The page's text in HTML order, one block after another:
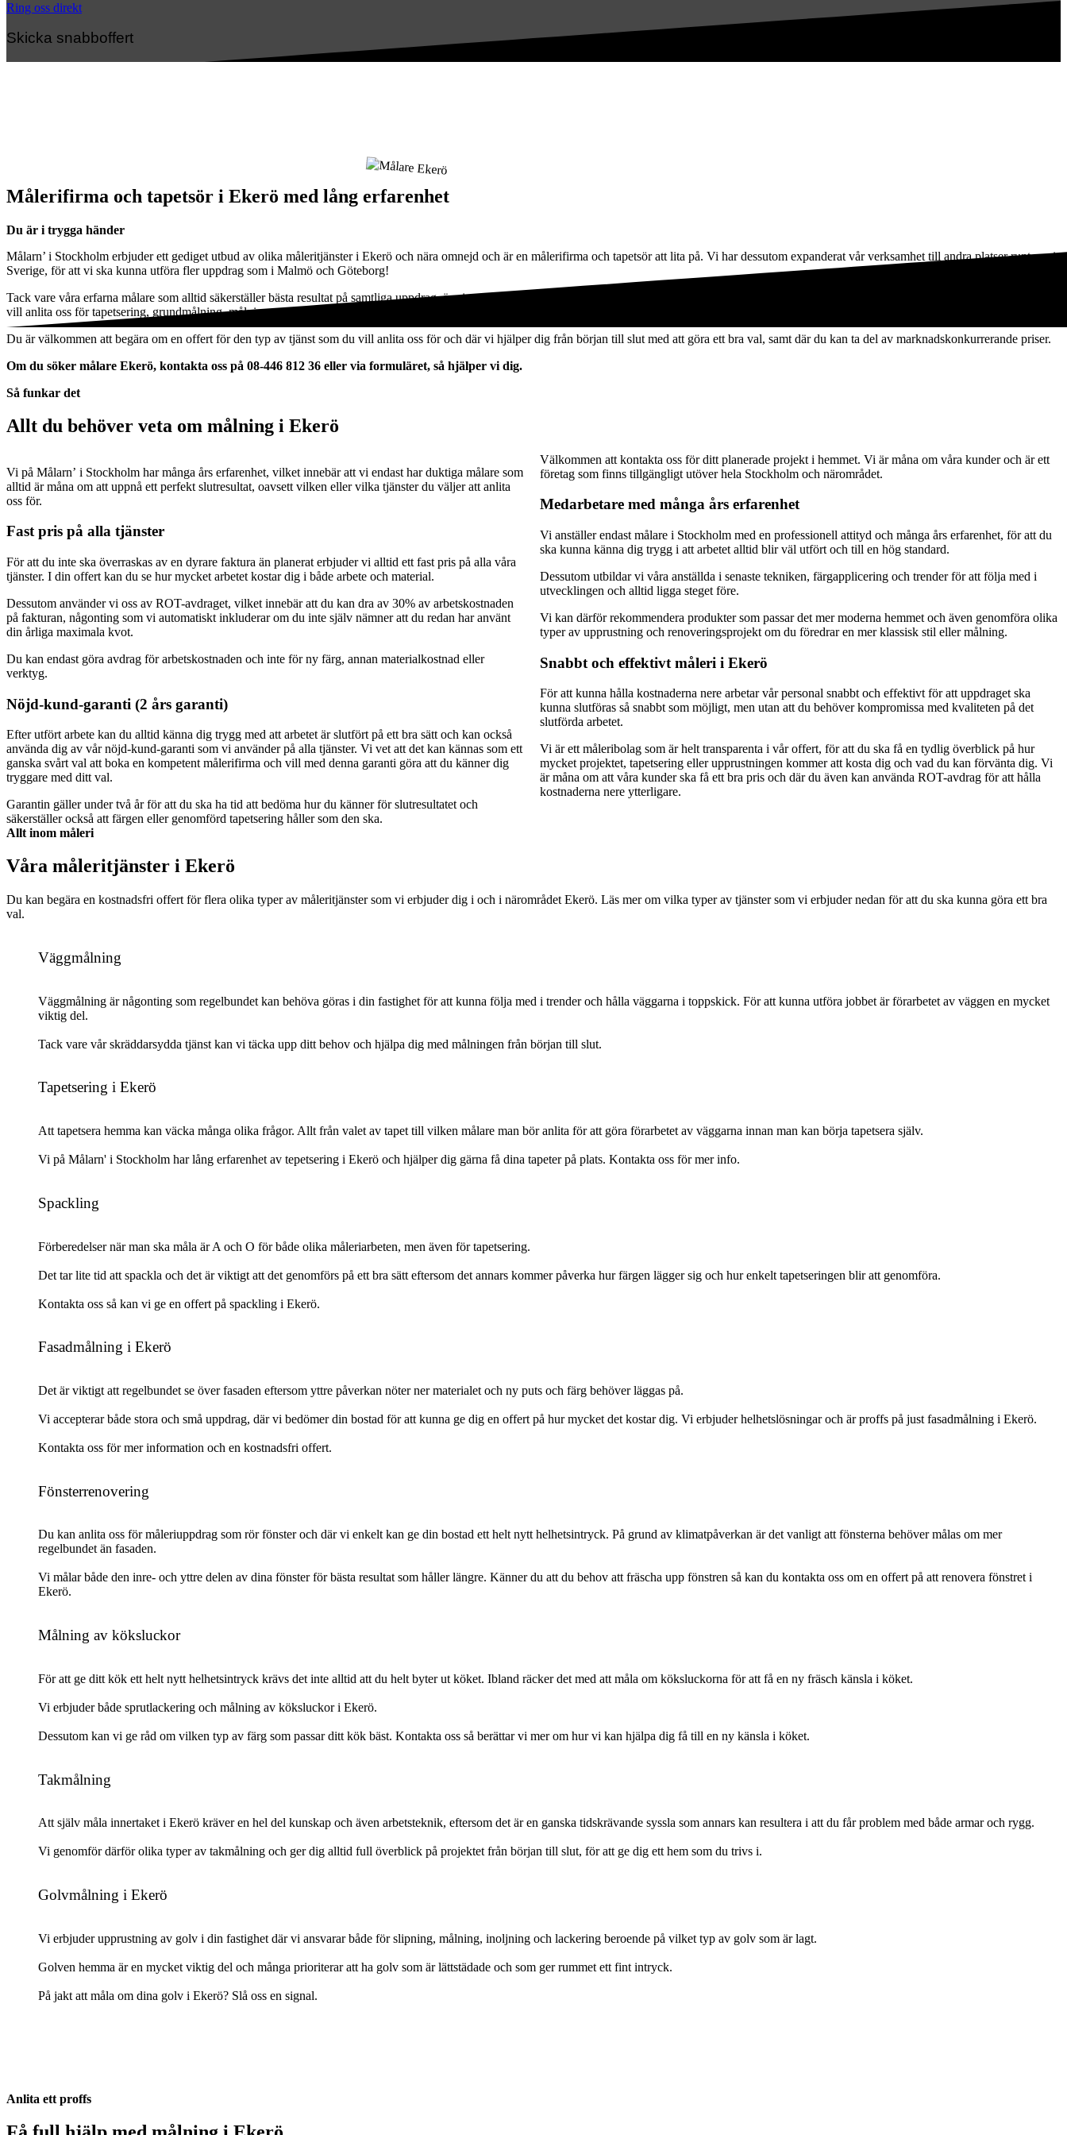
Ring oss direkt
Skicka snabboffert
Målerifirma och tapetsör i Ekerö med lång erfarenhet
Du är i trygga händer
Målarn’ i Stockholm erbjuder ett gediget utbud av olika måleritjänster i Ekerö och nära omnejd och är en målerifirma och tapetsör att lita på. Vi har dessutom expanderat vår verksamhet till andra platser runt om i
Sverige, för att vi ska kunna utföra fler uppdrag som i Malmö och Göteborg!
Tack vare våra erfarna målare som alltid säkerställer bästa resultat på samtliga uppdrag, är vi stolta över arbetet som vi utför. Vi erbjuder även en nöjd-kund-garanti som ger dig ökad trygghet när du bland annat
vill anlita oss för tapetsering, grundmålning, målning av fönster eller annat uppdrag.
Du är välkommen att begära om en offert för den typ av tjänst som du vill anlita oss för och där vi hjälper dig från början till slut med att göra ett bra val, samt där du kan ta del av marknadskonkurrerande priser.
Om du söker målare Ekerö, kontakta oss på 08-446 812 36 eller via formuläret, så hjälper vi dig.
Så funkar det
Allt du behöver veta om målning i Ekerö
Vi på Målarn’ i Stockholm har många års erfarenhet, vilket innebär att vi endast har duktiga målare som
alltid är måna om att uppnå ett perfekt slutresultat, oavsett vilken eller vilka tjänster du väljer att anlita
oss för.
Fast pris på alla tjänster
För att du inte ska överraskas av en dyrare faktura än planerat erbjuder vi alltid ett fast pris på alla våra
tjänster. I din offert kan du se hur mycket arbetet kostar dig i både arbete och material.
Dessutom använder vi oss av ROT-avdraget, vilket innebär att du kan dra av 30% av arbetskostnaden
på fakturan, någonting som vi automatiskt inkluderar om du inte själv nämner att du redan har använt
din årliga maximala kvot.
Du kan endast göra avdrag för arbetskostnaden och inte för ny färg, annan materialkostnad eller
verktyg.
Nöjd-kund-garanti (2 års garanti)
Efter utfört arbete kan du alltid känna dig trygg med att arbetet är slutfört på ett bra sätt och kan också
använda dig av vår nöjd-kund-garanti som vi använder på alla tjänster. Vi vet att det kan kännas som ett
ganska svårt val att boka en kompetent målerifirma och vill med denna garanti göra att du känner dig
tryggare med ditt val.
Garantin gäller under två år för att du ska ha tid att bedöma hur du känner för slutresultatet och
säkerställer också att färgen eller genomförd tapetsering håller som den ska.
Välkommen att kontakta oss för ditt planerade projekt i hemmet. Vi är måna om våra kunder och är ett
företag som finns tillgängligt utöver hela Stockholm och närområdet.
Medarbetare med många års erfarenhet
Vi anställer endast målare i Stockholm med en professionell attityd och många års erfarenhet, för att du
ska kunna känna dig trygg i att arbetet alltid blir väl utfört och till en hög standard.
Dessutom utbildar vi våra anställda i senaste tekniken, färgapplicering och trender för att följa med i
utvecklingen och alltid ligga steget före.
Vi kan därför rekommendera produkter som passar det mer moderna hemmet och även genomföra olika
typer av upprustning och renoveringsprojekt om du föredrar en mer klassisk stil eller målning.
Snabbt och effektivt måleri i Ekerö
För att kunna hålla kostnaderna nere arbetar vår personal snabbt och effektivt för att uppdraget ska
kunna slutföras så snabbt som möjligt, men utan att du behöver kompromissa med kvaliteten på det
slutförda arbetet.
Vi är ett måleribolag som är helt transparenta i vår offert, för att du ska få en tydlig överblick på hur
mycket projektet, tapetsering eller upprustningen kommer att kosta dig och vad du kan förvänta dig. Vi
är måna om att våra kunder ska få ett bra pris och där du även kan använda ROT-avdrag för att hålla
kostnaderna nere ytterligare.
Allt inom måleri
Våra måleritjänster i Ekerö
Du kan begära en kostnadsfri offert för flera olika typer av måleritjänster som vi erbjuder dig i och i närområdet Ekerö. Läs mer om vilka typer av tjänster som vi erbjuder nedan för att du ska kunna göra ett bra
val.
Väggmålning
Väggmålning är någonting som regelbundet kan behöva göras i din fastighet för att kunna följa med i trender och hålla väggarna i toppskick. För att kunna utföra jobbet är förarbetet av väggen en mycket
viktig del.
Tack vare vår skräddarsydda tjänst kan vi täcka upp ditt behov och hjälpa dig med målningen från början till slut.
Tapetsering i Ekerö
Att tapetsera hemma kan väcka många olika frågor. Allt från valet av tapet till vilken målare man bör anlita för att göra förarbetet av väggarna innan man kan börja tapetsera själv.
Vi på Målarn' i Stockholm har lång erfarenhet av tepetsering i Ekerö och hjälper dig gärna få dina tapeter på plats. Kontakta oss för mer info.
Spackling
Förberedelser när man ska måla är A och O för både olika måleriarbeten, men även för tapetsering.
Det tar lite tid att spackla och det är viktigt att det genomförs på ett bra sätt eftersom det annars kommer påverka hur färgen lägger sig och hur enkelt tapetseringen blir att genomföra.
Kontakta oss så kan vi ge en offert på spackling i Ekerö.
Fasadmålning i Ekerö
Det är viktigt att regelbundet se över fasaden eftersom yttre påverkan nöter ner materialet och ny puts och färg behöver läggas på.
Vi accepterar både stora och små uppdrag, där vi bedömer din bostad för att kunna ge dig en offert på hur mycket det kostar dig. Vi erbjuder helhetslösningar och är proffs på just fasadmålning i Ekerö.
Kontakta oss för mer information och en kostnadsfri offert.
Fönsterrenovering
Du kan anlita oss för måleriuppdrag som rör fönster och där vi enkelt kan ge din bostad ett helt nytt helhetsintryck. På grund av klimatpåverkan är det vanligt att fönsterna behöver målas om mer
regelbundet än fasaden.
Vi målar både den inre- och yttre delen av dina fönster för bästa resultat som håller längre. Känner du att du behov att fräscha upp fönstren så kan du kontakta oss om en offert på att renovera fönstret i
Ekerö.
Målning av köksluckor
För att ge ditt kök ett helt nytt helhetsintryck krävs det inte alltid att du helt byter ut köket. Ibland räcker det med att måla om köksluckorna för att få en ny fräsch känsla i köket.
Vi erbjuder både sprutlackering och målning av köksluckor i Ekerö.
Dessutom kan vi ge råd om vilken typ av färg som passar ditt kök bäst. Kontakta oss så berättar vi mer om hur vi kan hjälpa dig få till en ny känsla i köket.
Takmålning
Att själv måla innertaket i Ekerö kräver en hel del kunskap och även arbetsteknik, eftersom det är en ganska tidskrävande syssla som annars kan resultera i att du får problem med både armar och rygg.
Vi genomför därför olika typer av takmålning och ger dig alltid full överblick på projektet från början till slut, för att ge dig ett hem som du trivs i.
Golvmålning i Ekerö
Vi erbjuder upprustning av golv i din fastighet där vi ansvarar både för slipning, målning, inoljning och lackering beroende på vilket typ av golv som är lagt.
Golven hemma är en mycket viktig del och många prioriterar att ha golv som är lättstädade och som ger rummet ett fint intryck.
På jakt att måla om dina golv i Ekerö? Slå oss en signal.
Anlita ett proffs